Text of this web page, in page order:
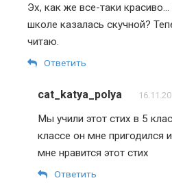
Эх, как же все-таки
школе казалась скучной?
читаю.
Ответить
cat_katya_polya
Мы учили этот стих в 5
классе он мне пригодился
мне нравится этот стих
Ответить